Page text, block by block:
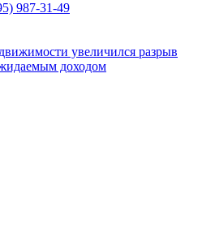
987-31-49
увеличился разрыв
доходом